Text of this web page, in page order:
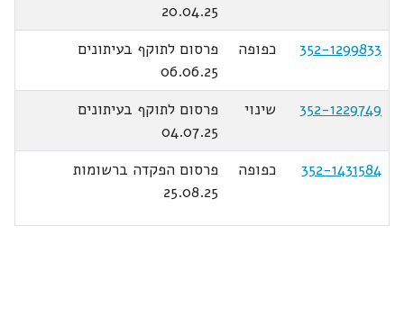
20.04.25
352-1299833
כפופה
פרסום לתוקף בעיתונים
06.06.25
352-1229749
שינוי
פרסום לתוקף בעיתונים
04.07.25
352-1431584
כפופה
פרסום הפקדה ברשומות
25.08.25